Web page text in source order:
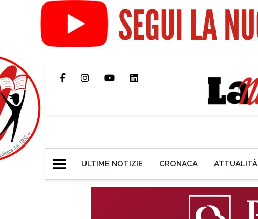
ULTIME NOTIZIE CRONACA ATTUALITÀ